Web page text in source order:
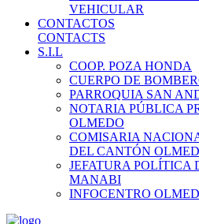
VEHICULAR
CONTACTOS
CONTACTS
S.I.L
COOP. POZA HONDA
CUERPO DE
PARROQUIA SAN
NOTARIA PÚBLICA
OLMEDO
COMISARIA
DEL CANTÓN
JEFATURA POLÍTICA
MANABI
INFOCENTRO